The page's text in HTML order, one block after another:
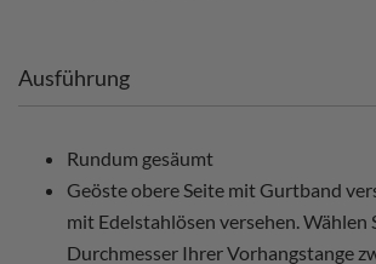
Ausführung
Rundum gesäumt
Geöste obere Seite mit Gurtband
mit Edelstahlösen versehen. Wählen
Durchmesser Ihrer Vorhangstange